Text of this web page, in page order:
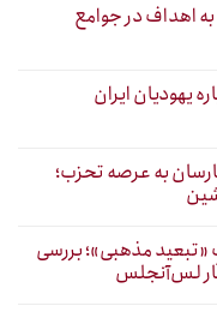
اهداف در جوامع
یهودیان ایران
به عرصه تحزب؛
«تبعید مذهبی»؛ بررسی
لس‌آنجلس